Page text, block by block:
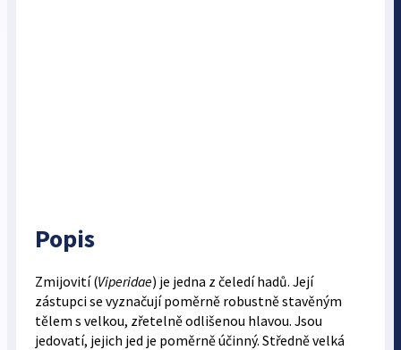
Popis
Zmijovití (Viperidae) je jedna z čeledí hadů. Její
zástupci se vyznačují poměrně robustně stavěným
tělem s velkou, zřetelně odlišenou hlavou. Jsou
jedovatí, jejich jed je poměrně účinný. Středně velká